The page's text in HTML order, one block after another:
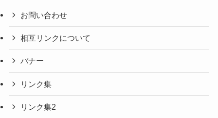
お問い合わせ
相互リンクについて
バナー
リンク集
リンク集2